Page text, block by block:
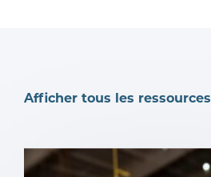
Afficher tous les ressources